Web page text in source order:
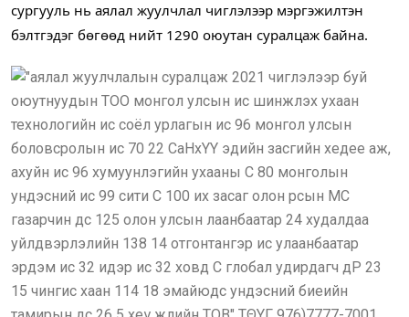
сургууль нь аялал жуулчлал чиглэлээр мэргэжилтэн
бэлтгэдэг бөгөөд нийт 1290 оюутан суралцаж байна.